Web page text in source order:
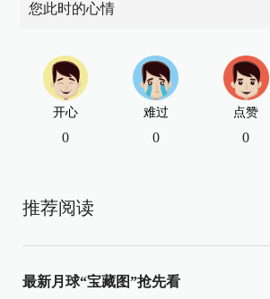
您此时的心情
开心
0
难过
0
点赞
0
推荐阅读
最新月球“宝藏图”抢先看